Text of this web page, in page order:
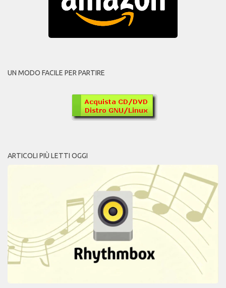
UN MODO FACILE PER PARTIRE
ARTICOLI PIÙ LETTI OGGI